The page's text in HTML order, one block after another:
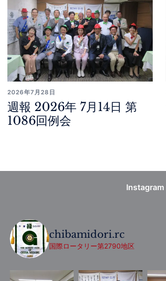
2026年7月28日
週報 2026年 7月14日 第
1086回例会
Instagram
chibamidori.rc
国際ロータリー第2790地区